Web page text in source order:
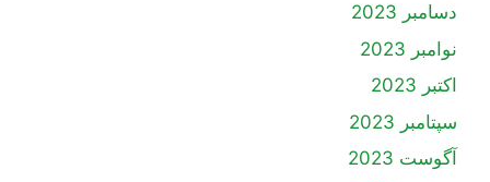
دسامبر 2023
نوامبر 2023
اکتبر 2023
سپتامبر 2023
آگوست 2023